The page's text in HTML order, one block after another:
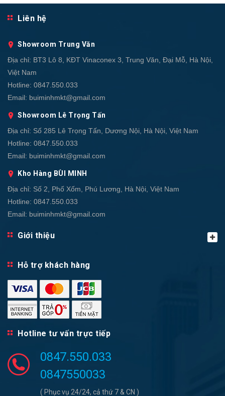
Liên hệ
Showroom Trung Văn
Địa chỉ: BT3 Lô 8, KĐT Vinaconex 3, Trung Văn, Đại Mỗ, Hà Nội,
Việt Nam
Hotline: 0847.550.033
Email: buiminhmkt@gmail.com
Showroom Lê Trọng Tấn
Địa chỉ: Số 285 Lê Trọng Tấn, Dương Nội, Hà Nội, Việt Nam
Hotline: 0847.550.033
Email: buiminhmkt@gmail.com
Kho Hàng BÙI MINH
Địa chỉ: Số 2, Phố Xốm, Phú Lương, Hà Nội, Việt Nam
Hotline: 0847.550.033
Email: buiminhmkt@gmail.com
Giới thiệu
Hỗ trợ khách hàng
Hotline tư vấn trực tiếp
0847.550.033
0847550033
( Phục vụ 24/24, cả thứ 7 & CN )